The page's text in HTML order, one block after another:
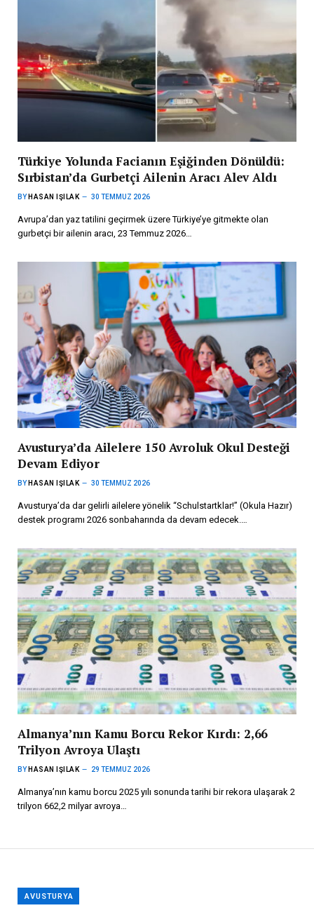
Türkiye Yolunda Facianın Eşiğinden Dönüldü:
Sırbistan’da Gurbetçi Ailenin Aracı Alev Aldı
BY HASAN IŞILAK 30 TEMMUZ 2026
Avrupa’dan yaz tatilini geçirmek üzere Türkiye’ye gitmekte olan
gurbetçi bir ailenin aracı, 23 Temmuz 2026…
Avusturya’da Ailelere 150 Avroluk Okul Desteği
Devam Ediyor
BY HASAN IŞILAK 30 TEMMUZ 2026
Avusturya’da dar gelirli ailelere yönelik “Schulstartklar!” (Okula Hazır)
destek programı 2026 sonbaharında da devam edecek.…
Almanya’nın Kamu Borcu Rekor Kırdı: 2,66
Trilyon Avroya Ulaştı
BY HASAN IŞILAK 29 TEMMUZ 2026
Almanya’nın kamu borcu 2025 yılı sonunda tarihi bir rekora ulaşarak 2
trilyon 662,2 milyar avroya…
AVUSTURYA